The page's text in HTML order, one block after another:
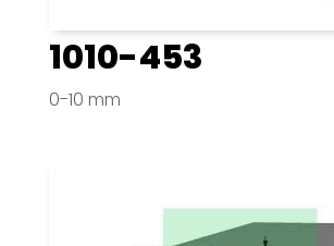
1010-453
0-10 mm